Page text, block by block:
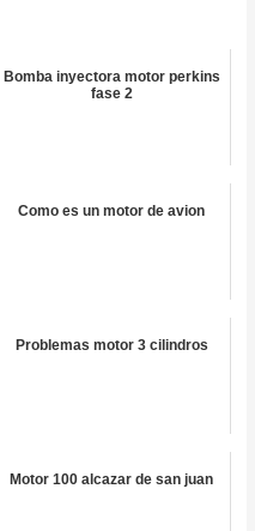
Bomba inyectora motor perkins
fase 2
Como es un motor de avion
Problemas motor 3 cilindros
Motor 100 alcazar de san juan